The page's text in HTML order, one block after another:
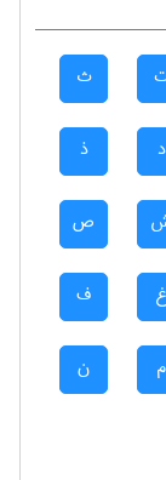
ث
د ذ
ص
غ ف
م ن